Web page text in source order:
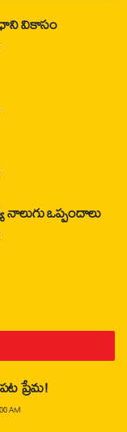
వికాసం
ఒప్పందాలు
ప్రేమ!
AM